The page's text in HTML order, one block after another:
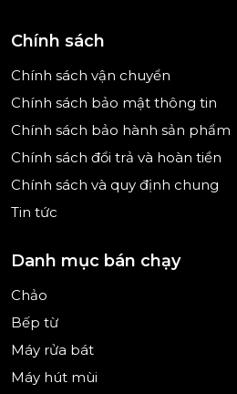
Chính sách
Chính sách vận chuyển
Chính sách bảo mật thông tin
Chính sách bảo hành sản phẩm
Chính sách đổi trả và hoàn tiền
Chính sách và quy định chung
Tin tức
Danh mục bán chạy
Chảo
Bếp từ
Máy rửa bát
Máy hút mùi